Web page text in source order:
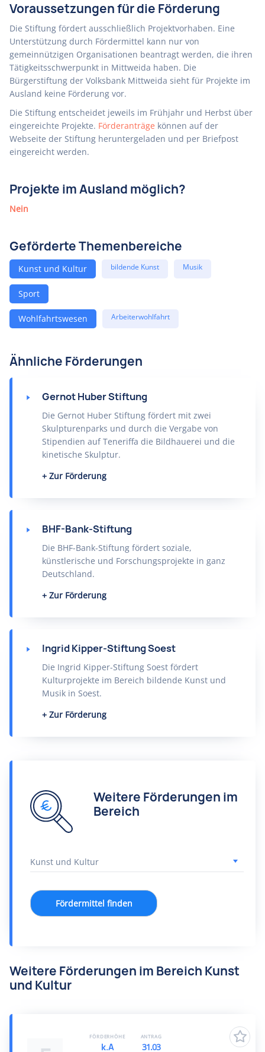
Voraussetzungen für die Förderung
Die Stiftung fördert ausschließlich Projektvorhaben. Eine
Unterstützung durch Fördermittel kann nur von
gemeinnützigen Organisationen beantragt werden, die ihren
Tätigkeitsschwerpunkt in Mittweida haben. Die
Bürgerstiftung der Volksbank Mittweida sieht für Projekte im
Ausland keine Förderung vor.
Die Stiftung entscheidet jeweils im Frühjahr und Herbst über
eingereichte Projekte. Förderanträge können auf der
Webseite der Stiftung heruntergeladen und per Briefpost
eingereicht werden.
Projekte im Ausland möglich?
Nein
Geförderte Themenbereiche
Kunst und Kultur bildende Kunst Musik
Sport
Wohlfahrtswesen Arbeiterwohlfahrt
Ähnliche Förderungen
Gernot Huber Stiftung
Die Gernot Huber Stiftung fördert mit zwei
Skulpturenparks und durch die Vergabe von
Stipendien auf Teneriffa die Bildhauerei und die
kinetische Skulptur.
Zur Förderung
BHF-Bank-Stiftung
Die BHF-Bank-Stiftung fördert soziale,
künstlerische und Forschungsprojekte in ganz
Deutschland.
Zur Förderung
Ingrid Kipper-Stiftung Soest
Die Ingrid Kipper-Stiftung Soest fördert
Kulturprojekte im Bereich bildende Kunst und
Musik in Soest.
Zur Förderung
Weitere Förderungen im
Bereich
Fördermittel finden
Weitere Förderungen im Bereich Kunst
und Kultur
FÖRDERHÖHE
k.A
ANTRAG
31.03